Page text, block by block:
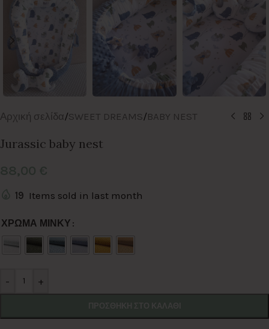
Αρχική σελίδα/SWEET DREAMS/BABY NEST
Jurassic baby nest
19 Items sold in last month
ΧΡΩΜΑ ΜΙΝΚΥ
- +
Alternative: